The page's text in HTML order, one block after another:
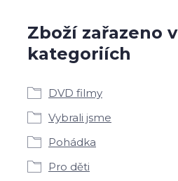
Zboží zařazeno v
kategoriích
DVD filmy
Vybrali jsme
Pohádka
Pro děti